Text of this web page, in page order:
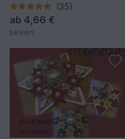
(35)
ab 4,66 €
seven